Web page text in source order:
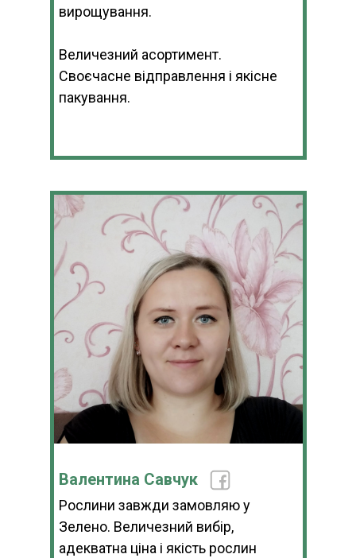
вирощування.
Величезний асортимент.
Своєчасне відправлення і якісне
пакування.
Валентина Савчук
Рослини завжди замовляю у
Зелено. Величезний вибір,
адекватна ціна і якість рослин